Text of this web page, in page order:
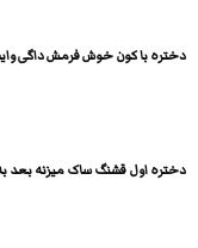
دختره با کون خوش فرمش داگی
دختره اول قشنگ ساک میزنه بعد